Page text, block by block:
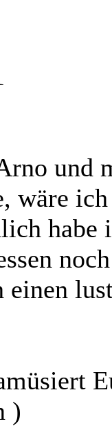
und
wäre
habe
einen
)